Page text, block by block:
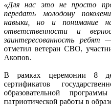
«Для нас это не просто
передать молодому
навыки, но и понимание
ответственности и
заинтересованность ребят
отметил ветеран СВО,
Акопов.
В рамках церемонии 8
сертификатов
образовательной
патриотической работы в